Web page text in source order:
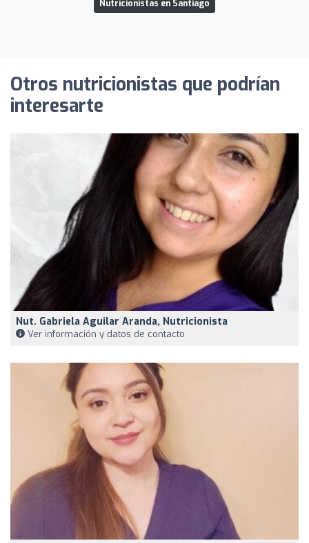
Nutricionistas en Santiago
Otros nutricionistas que podrían
interesarte
Nut. Gabriela Aguilar Aranda, Nutricionista
Ver información y datos de contacto